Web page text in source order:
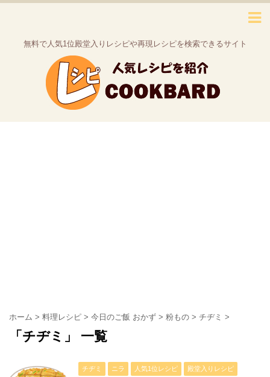
無料で人気1位殿堂入りレシピや再現レシピを検索できるサイト
ホーム > 料理レシピ > 今日のご飯 おかず > 粉もの > チヂミ >
「チヂミ」 一覧
チヂミ ニラ 人気1位レシピ 殿堂入りレシピ